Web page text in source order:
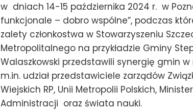
w dniach 14-15 października 2024 r. w
funkcjonale – dobro wspólne”, podczas
zalety członkostwa w Stowarzyszeniu
Metropolitalnego na przykładzie Gminy
Walaszkowski przedstawili synergię gmin
m.in. udział przedstawiciele zarządów
Wiejskich RP, Unii Metropolii Polskich,
Administracji oraz świata nauki.